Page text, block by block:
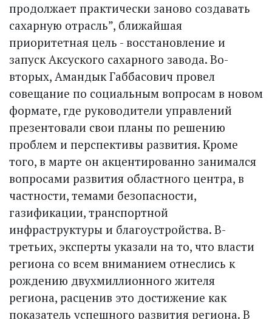
продолжает практически заново создавать
сахарную отрасль”, ближайшая
приоритетная цель - восстановление и
запуск Аксуского сахарного завода. Во-
вторых, Амандык Габбасович провел
совещание по социальным вопросам в новом
формате, где руководители управлений
презентовали свои планы по решению
проблем и перспективы развития. Кроме
того, в марте он акцентированно занимался
вопросами развития областного центра, в
частности, темами безопасности,
газификации, транспортной
инфраструктуры и благоустройства. В-
третьих, эксперты указали на то, что власти
региона со всем вниманием отнеслись к
рождению двухмиллионного жителя
региона, расценив это достижение как
показатель успешного развития региона. В